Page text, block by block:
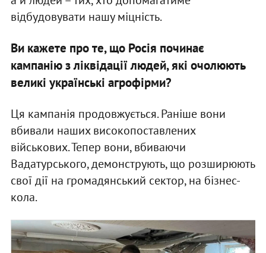
відбудовувати нашу міцність.
Ви кажете про те, що Росія починає
кампанію з ліквідації людей, які очолюють
великі українські агрофірми?
Ця кампанія продовжується. Раніше вони
вбивали наших високопоставлених
військових. Тепер вони, вбиваючи
Вадатурського, демонструють, що розширюють
свої дії на громадянський сектор, на бізнес-
кола.